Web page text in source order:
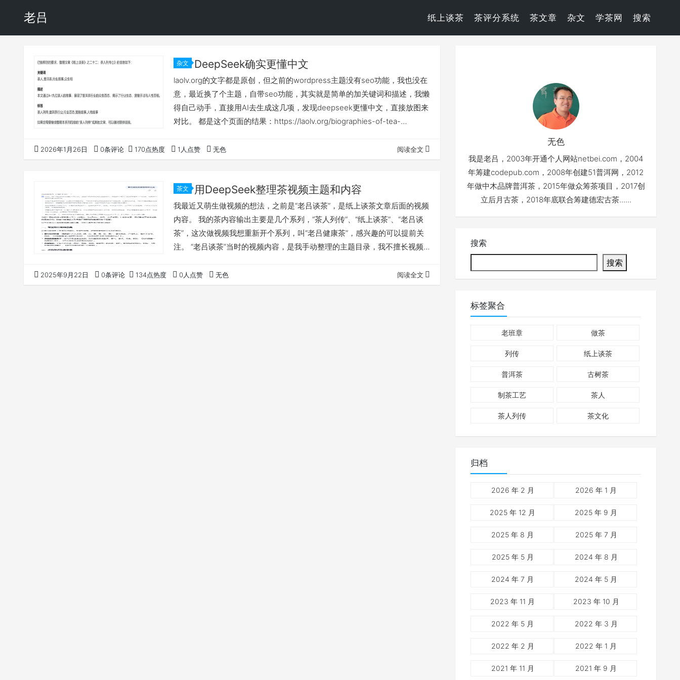
老吕 纸上谈茶 茶评分系统 茶文章 杂文 学茶网 搜索
杂文 DeepSeek确实更懂中文
laolv.org的文字都是原创，但之前的wordpress主题没有seo功能，我也没在
意，最近换了个主题，自带seo功能，其实就是简单的加关键词和描述，我懒
得自己动手，直接用AI去生成这几项，发现deepseek更懂中文，直接放图来
对比。 都是这个页面的结果：https://laolv.org/biographies-of-tea-
的结果，完全是乱来。 有意思的是，本页面我也让deepseek生成关键词和
描述，大家可以看看…
2026年1月26日 0条评论 170点热度 1人点赞 无色 阅读全文
茶文 用DeepSeek整理茶视频主题和内容
我最近又萌生做视频的想法，之前是“老吕谈茶”，是纸上谈茶文章后面的视频
内容。 我的茶内容输出主要是几个系列，“茶人列传”、“纸上谈茶”、“老吕谈
茶”，这次做视频我想重新开个系列，叫“老吕健康茶”，感兴趣的可以提前关
注。 “老吕谈茶”当时的视频内容，是我手动整理的主题目录，我不擅长视频
题我用了AI，省事多了，用了好几种，还是觉得DeepSeek好用。 我把整理
的思路记录下来，如果你有意视频创造，一定要看看，说不定可以帮你省下
2025年9月22日 0条评论 134点热度 0人点赞 无色 阅读全文
无色
我是老吕，2003年开通个人网站netbei.com，2004
年筹建codepub.com，2008年创建51普洱网，2012
年做中木品牌普洱茶，2015年做众筹茶项目，2017创
立后月古茶，2018年底联合筹建德宏古茶......
搜索
搜索
标签聚合
老班章 做茶
列传 纸上谈茶
普洱茶 古树茶
制茶工艺 茶人
茶人列传 茶文化
归档
2026 年 2 月 2026 年 1 月
2025 年 12 月 2025 年 9 月
2025 年 8 月 2025 年 7 月
2025 年 5 月 2024 年 8 月
2024 年 7 月 2024 年 5 月
2023 年 11 月 2023 年 10 月
2022 年 5 月 2022 年 3 月
2022 年 2 月 2022 年 1 月
2021 年 11 月 2021 年 9 月